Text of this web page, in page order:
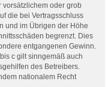
oder grob
die bei Vertragsschluss
und im Übrigen der Höhe
begrenzt. Dies
entgangenen Gewinn.
c gilt sinngemäß auch
des Betreibers.
nationalem Recht